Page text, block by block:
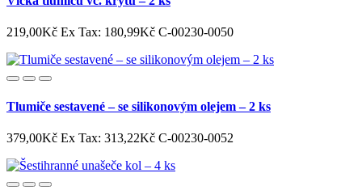
219,00Kč Ex Tax: 180,99Kč C-00230-0050
Tlumiče sestavené – se silikonovým olejem – 2 ks
379,00Kč Ex Tax: 313,22Kč C-00230-0052